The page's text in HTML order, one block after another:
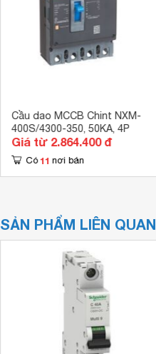
Cầu dao MCCB Chint NXM-
400S/4300-350, 50KA, 4P
Giá từ 2.864.400 đ
Có 11 nơi bán
SẢN PHẨM LIÊN QUAN